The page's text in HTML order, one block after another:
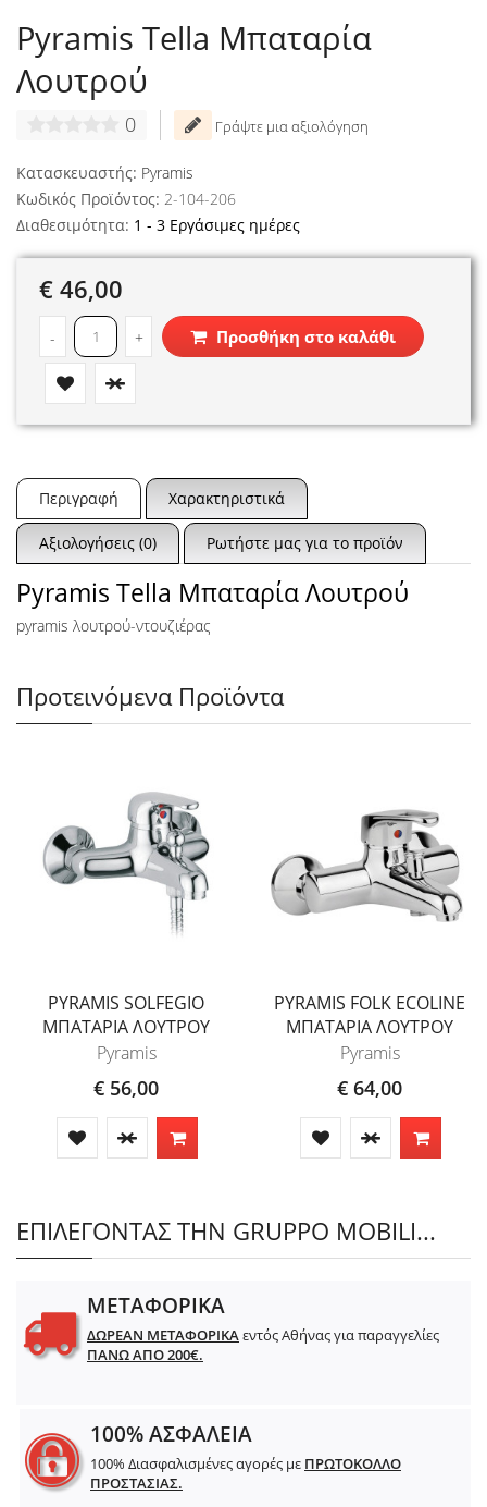
Pyramis Tella Μπαταρία
Λουτρού
0 Γράψτε μια αξιολόγηση
Κατασκευαστής: Pyramis
Κωδικός Προϊόντος: 2-104-206
Διαθεσιμότητα: 1 - 3 Εργάσιμες ημέρες
€ 46,00
- + Προσθήκη στο καλάθι
Περιγραφή Χαρακτηριστικά
Αξιολογήσεις (0) Ρωτήστε μας για το προϊόν
Pyramis Tella Μπαταρία Λουτρού
pyramis λουτρού-ντουζιέρας
Προτεινόμενα Προϊόντα
PYRAMIS SOLFEGIO
ΜΠΑΤΑΡΙΑ ΛΟΥΤΡΟΥ
Pyramis
€ 56,00
PYRAMIS FOLK ECOLINE
ΜΠΑΤΑΡΙΑ ΛΟΥΤΡΟΥ
Pyramis
€ 64,00
ΕΠΙΛΕΓΟΝΤΑΣ ΤΗΝ GRUPPO MOBILI...
ΜΕΤΑΦΟΡΙΚΑ
ΔΩΡΕΑΝ ΜΕΤΑΦΟΡΙΚΑεντός Αθήνας για παραγγελίες
ΠΑΝΩ ΑΠΟ 200€.
100% ΑΣΦΑΛΕΙΑ
100% Διασφαλισμένες αγορές με ΠΡΩΤΟΚΟΛΛΟ
ΠΡΟΣΤΑΣΙΑΣ.